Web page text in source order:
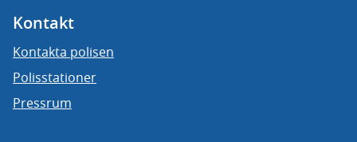
Kontakt
Kontakta polisen
Polisstationer
Pressrum